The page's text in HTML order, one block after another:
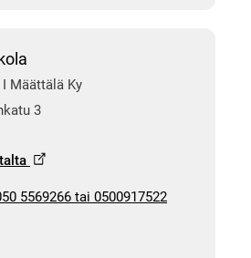
Määttälä Ky
3
5569266 tai 0500917522